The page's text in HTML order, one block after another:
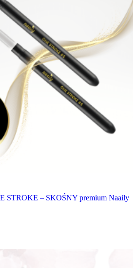
STROKE – SKOŚNY premium Naaily